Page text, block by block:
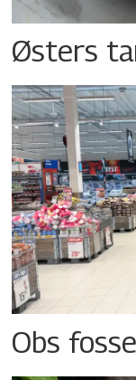
Østers
Obs